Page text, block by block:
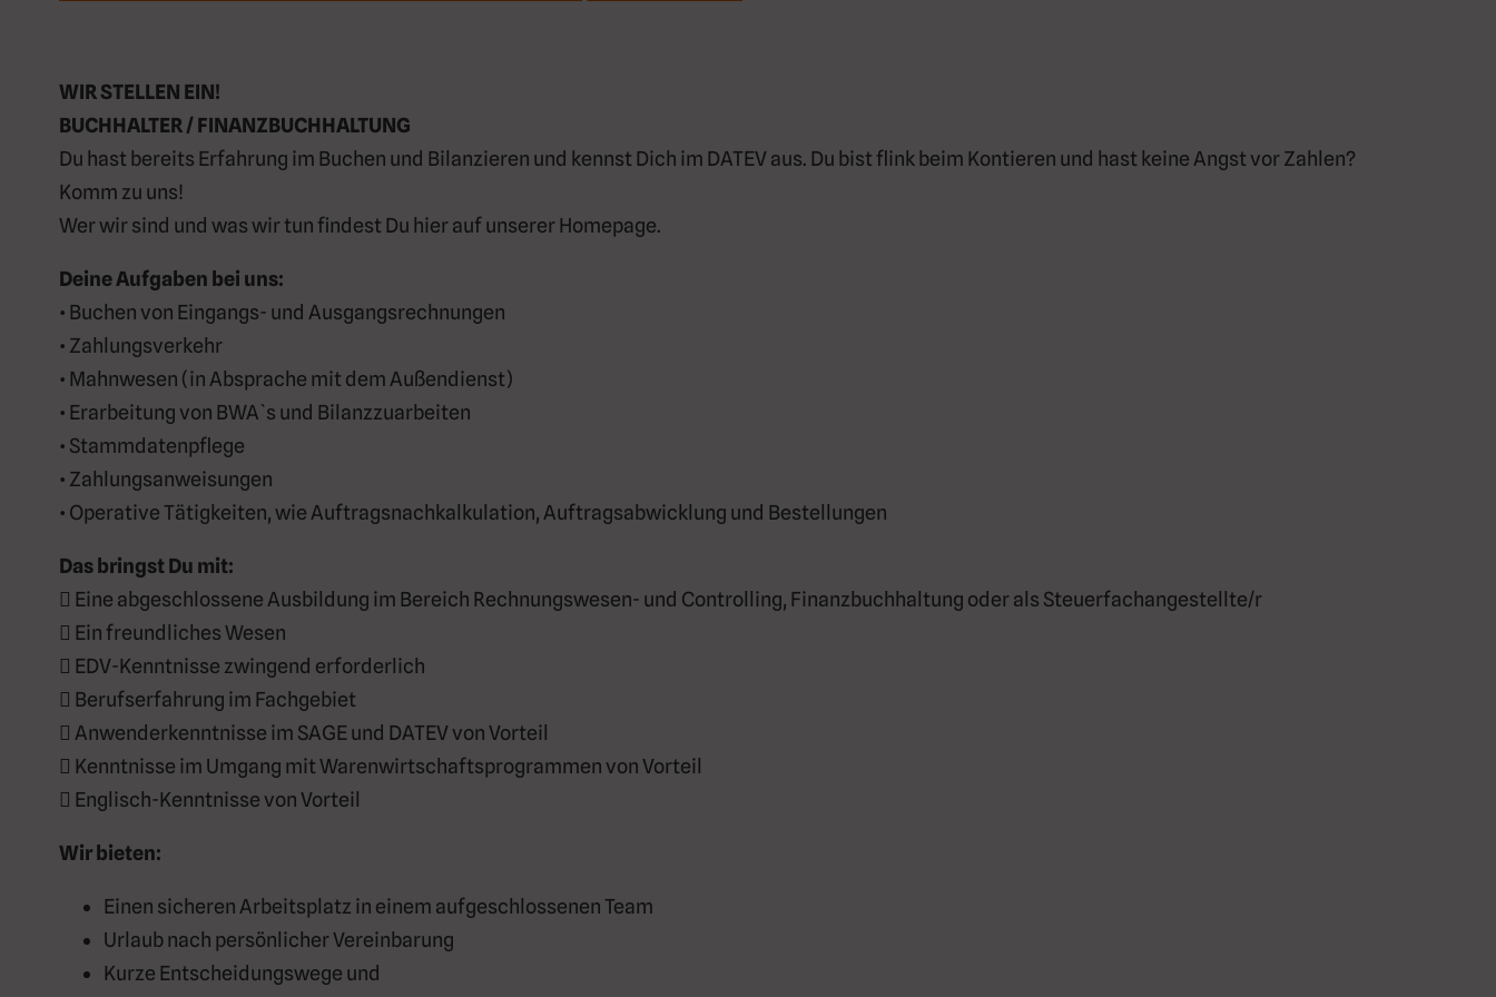
WIR STELLEN EIN!
BUCHHALTER / FINANZBUCHHALTUNG
Du hast bereits Erfahrung im Buchen und Bilanzieren und kennst Dich im DATEV aus. Du bist flink beim Kontieren und hast keine Angst vor Zahlen?
Komm zu uns!
Wer wir sind und was wir tun findest Du hier auf unserer Homepage.
Deine Aufgaben bei uns:
• Buchen von Eingangs- und Ausgangsrechnungen
• Zahlungsverkehr
• Mahnwesen (in Absprache mit dem Außendienst)
• Erarbeitung von BWA`s und Bilanzzuarbeiten
• Stammdatenpflege
• Zahlungsanweisungen
• Operative Tätigkeiten, wie Auftragsnachkalkulation, Auftragsabwicklung und Bestellungen
Das bringst Du mit:
 Eine abgeschlossene Ausbildung im Bereich Rechnungswesen- und Controlling, Finanzbuchhaltung oder als Steuerfachangestellte/r
 Ein freundliches Wesen
 EDV-Kenntnisse zwingend erforderlich
 Berufserfahrung im Fachgebiet
 Anwenderkenntnisse im SAGE und DATEV von Vorteil
 Kenntnisse im Umgang mit Warenwirtschaftsprogrammen von Vorteil
 Englisch-Kenntnisse von Vorteil
Wir bieten:
Einen sicheren Arbeitsplatz in einem aufgeschlossenen Team
Urlaub nach persönlicher Vereinbarung
Kurze Entscheidungswege und